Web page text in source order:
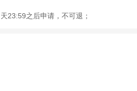
23:59之后申请，不可退；